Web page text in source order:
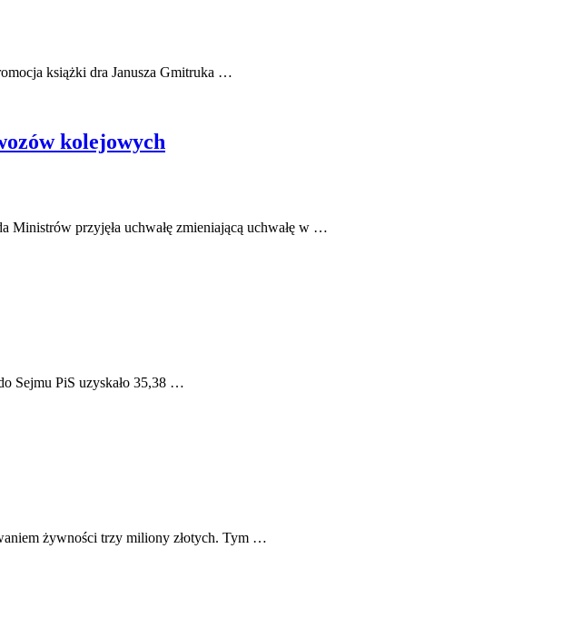
książki dra Janusza Gmitruka …
kolejowych
przyjęła uchwałę zmieniającą uchwałę w …
Sejmu PiS uzyskało 35,38 …
żywności trzy miliony złotych. Tym …